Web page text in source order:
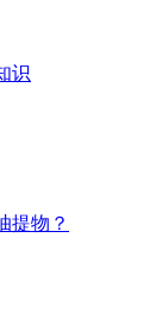
识
提物？